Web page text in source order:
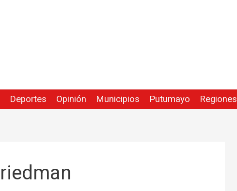
Deportes Opinión Municipios Putumayo Regiones